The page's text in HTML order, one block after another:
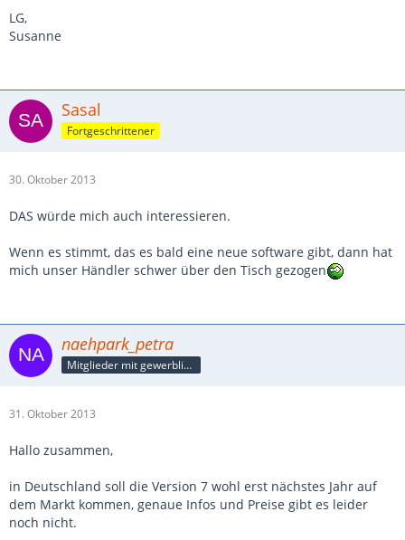
LG,
Susanne
Sasal
Fortgeschrittener
30. Oktober 2013
DAS würde mich auch interessieren.
Wenn es stimmt, das es bald eine neue software gibt, dann hat
mich unser Händler schwer über den Tisch gezogen
naehpark_petra
Mitglieder mit gewerblicher Verbindung, auch als Mitarbeiter/in
31. Oktober 2013
Hallo zusammen,
in Deutschland soll die Version 7 wohl erst nächstes Jahr auf
dem Markt kommen, genaue Infos und Preise gibt es leider
noch nicht.